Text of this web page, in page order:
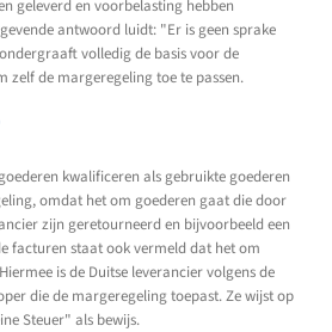
geleverd en voorbelasting hebben
antwoord luidt: "Er is geen sprake
volledig de basis voor de
zelf de margeregeling toe te passen.
kwalificeren als gebruikte goederen
omdat het om goederen gaat die door
zijn geretourneerd en bijvoorbeeld een
facturen staat ook vermeld dat het om
is de Duitse leverancier volgens de
die de margeregeling toepast. Ze wijst op
Steuer" als bewijs.